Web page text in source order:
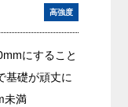
高強度
にすること
基礎が頑丈に
未満